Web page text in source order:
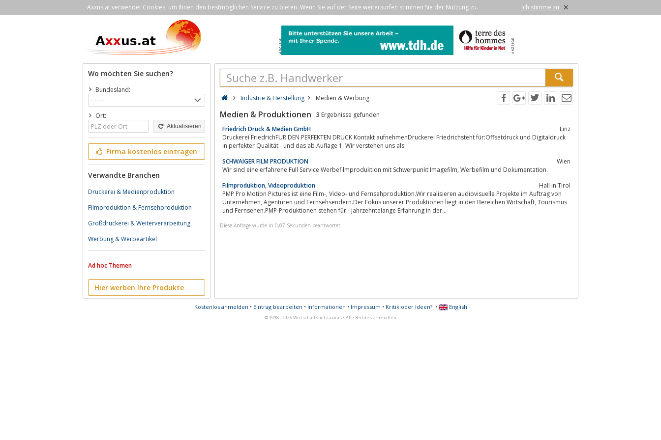
Axxus.at verwendet Cookies, um Ihnen den bestmöglichen Service zu bieten. Wenn Sie auf der Seite weitersurfen stimmen Sie der Nutzung zu. Ich stimme zu. ×
Wo möchten Sie suchen?
Bundesland:
Ort:
Aktualisieren
Firma kostenlos eintragen
Verwandte Branchen
Druckerei & Medienproduktion
Filmproduktion & Fernsehproduktion
Großdruckerei & Weiterverarbeitung
Werbung & Werbeartikel
Ad hoc Themen
Hier werben Ihre Produkte
Industrie & Herstellung Medien & Werbung
Medien & Produktionen 3 Ergebnisse gefunden
Friedrich Druck & Medien GmbH
Linz
Druckerei FriedrichFÜR DEN PERFEKTEN DRUCK Kontakt aufnehmenDruckerei Friedrichsteht für:Offsetdruck und Digitaldruck
in perfekter Qualität - und das ab Auflage 1. Wir verstehen uns als
SCHWAIGER FILM PRODUKTION
Wien
Wir sind eine erfahrene Full Service Werbefilmproduktion mit Schwerpunkt Imagefilm, Werbefilm und Dokumentation.
Filmproduktion, Videoproduktion
Hall in Tirol
PMP Pro Motion Pictures ist eine Film-, Video- und Fernsehproduktion.Wir realisieren audiovisuelle Projekte im Auftrag von
Unternehmen, Agenturen und Fernsehsendern.Der Fokus unserer Produktionen liegt in den Bereichen Wirtschaft, Tourismus
und Fernsehen.PMP-Produktionen stehen für:- jahrzehntelange Erfahrung in der...
Diese Anfrage wurde in 0,07 Sekunden beantwortet.
Kostenlos anmelden • Eintrag bearbeiten • Informationen • Impressum • Kritik oder Ideen?• English
© 1998 - 2026 Wirtschaftsnetz axxus • Alle Rechte vorbehalten